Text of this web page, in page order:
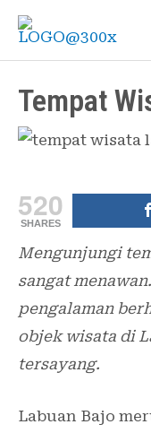
Lewati
Tempat
520
SHARES
Mengunjungi
sangat
pengalaman
objek wisata di
tersayang.
Labuan Bajo